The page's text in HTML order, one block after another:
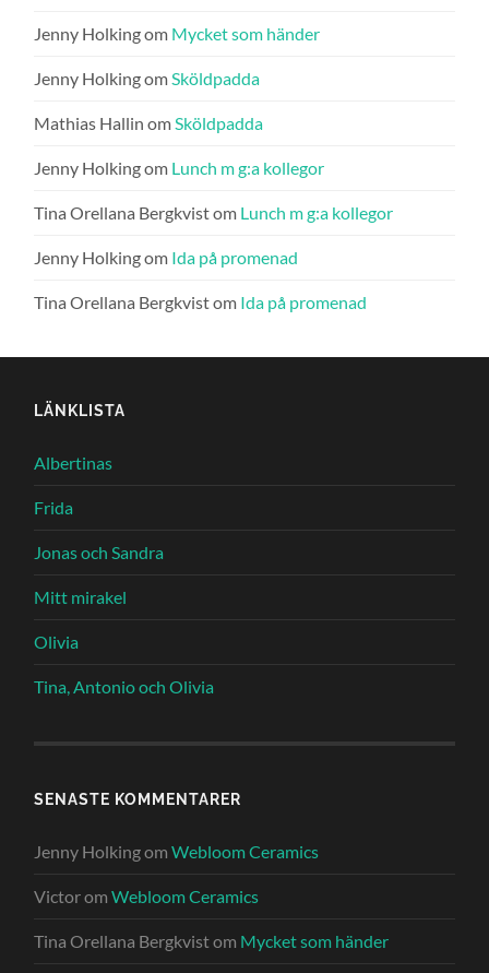
Jenny Holkingom Mycket som händer
Jenny HolkingomSköldpadda
Mathias Hallin omSköldpadda
Jenny Holkingom Lunch m g:a kollegor
Tina Orellana Bergkvistom Lunch m g:a kollegor
Jenny Holkingom Ida på promenad
Tina Orellana Bergkvistom Ida på promenad
LÄNKLISTA
Albertinas
Frida
Jonas och Sandra
Mitt mirakel
Olivia
Tina, Antonio och Olivia
SENASTE KOMMENTARER
Jenny HolkingomWebloom Ceramics
VictoromWebloom Ceramics
Tina Orellana Bergkvistom Mycket som händer